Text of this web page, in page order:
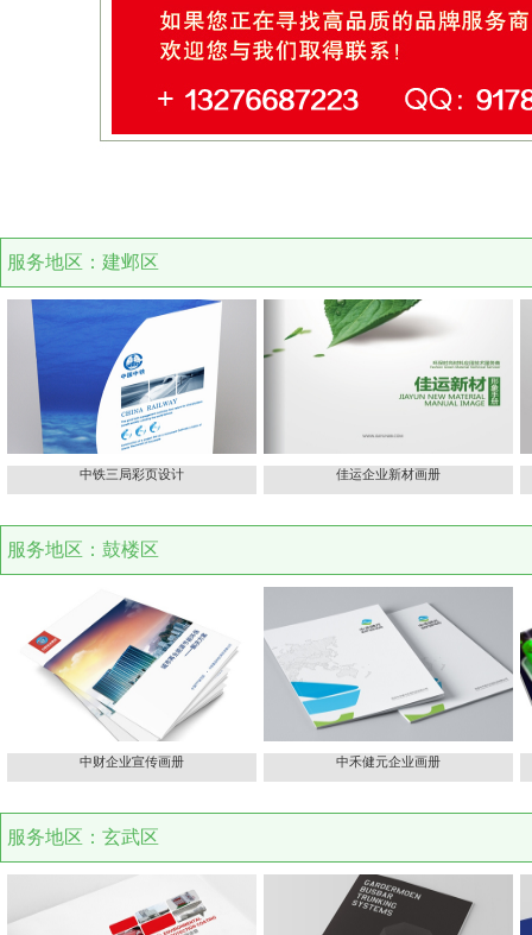
服务地区：建邺区
中铁三局彩页设计 佳运企业新材画册
服务地区：鼓楼区
中财企业宣传画册 中禾健元企业画册
服务地区：玄武区